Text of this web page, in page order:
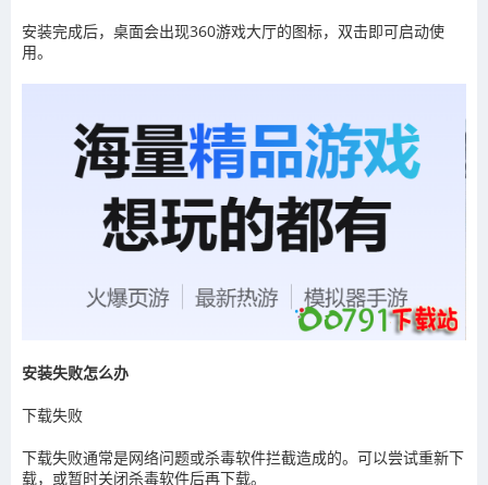
安装完成后，桌面会出现360游戏大厅的图标，双击即可启动使
用。
安装失败怎么办
下载失败
下载失败通常是网络问题或杀毒软件拦截造成的。可以尝试重新下
载，或暂时关闭杀毒软件后再下载。